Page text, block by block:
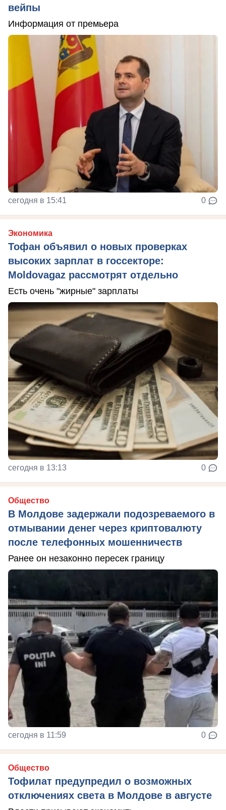
вейпы
Информация от премьера
сегодня в 15:41 0
Экономика
Тофан объявил о новых проверках
высоких зарплат в госсекторе:
Moldovagaz рассмотрят отдельно
Есть очень "жирные" зарплаты
сегодня в 13:13 0
Общество
В Молдове задержали подозреваемого в
отмывании денег через криптовалюту
после телефонных мошенничеств
Ранее он незаконно пересек границу
сегодня в 11:59 0
Общество
Тофилат предупредил о возможных
отключениях света в Молдове в августе